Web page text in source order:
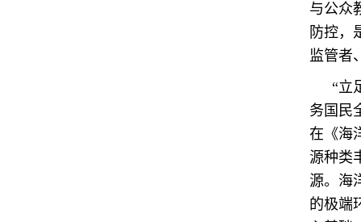
与公众
防控，
监管者
“立
务国民
在《海
源种类
源。海
的极端